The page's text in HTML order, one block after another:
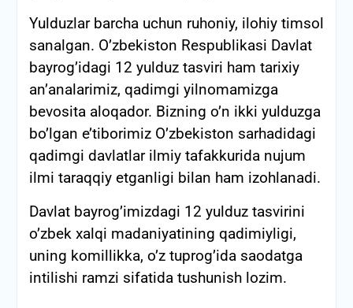
Yulduzlar barcha uchun ruhoniy, ilohiy timsol
sanalgan. O’zbekiston Respublikasi Davlat
bayrog’idagi 12 yulduz tasviri ham tarixiy
an’analarimiz, qadimgi yilnomamizga
bevosita aloqador. Bizning o’n ikki yulduzga
bo’lgan e’tiborimiz O’zbekiston sarhadidagi
qadimgi davlatlar ilmiy tafakkurida nujum
ilmi taraqqiy etganligi bilan ham izohlanadi.
Davlat bayrog’imizdagi 12 yulduz tasvirini
o’zbek xalqi madaniyatining qadimiyligi,
uning komillikka, o’z tuprog’ida saodatga
intilishi ramzi sifatida tushunish lozim.